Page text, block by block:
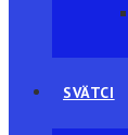
SVÄTCI